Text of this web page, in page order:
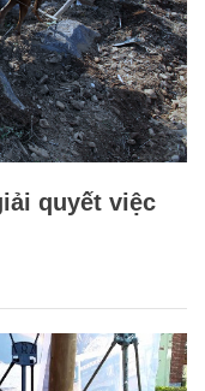
quyết việc